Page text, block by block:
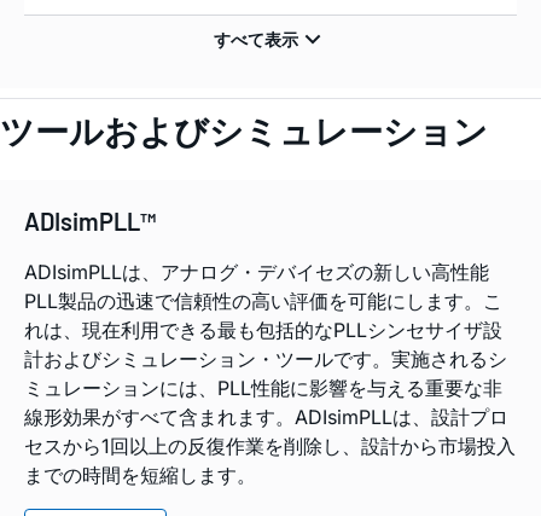
ツールおよびシミュレーション
ADIsimPLL™
ADIsimPLLは、アナログ・デバイセズの新しい高性能
PLL製品の迅速で信頼性の高い評価を可能にします。こ
れは、現在利用できる最も包括的なPLLシンセサイザ設
計およびシミュレーション・ツールです。実施されるシ
ミュレーションには、PLL性能に影響を与える重要な非
線形効果がすべて含まれます。ADIsimPLLは、設計プロ
セスから1回以上の反復作業を削除し、設計から市場投入
までの時間を短縮します。